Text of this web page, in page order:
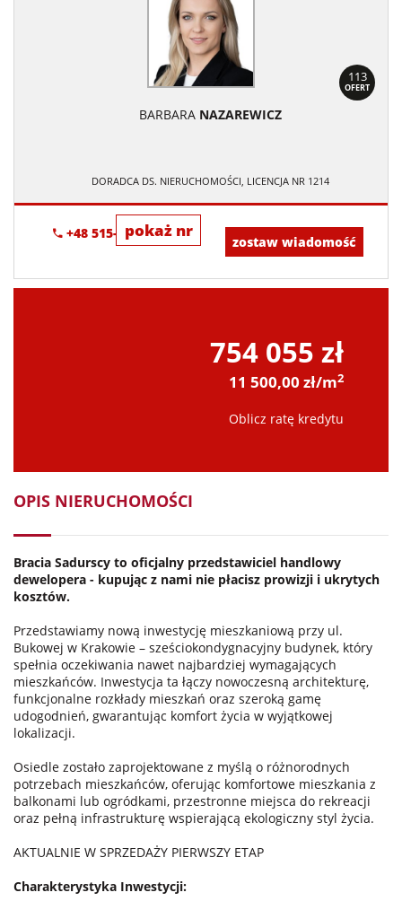
113
OFERT
BARBARA NAZAREWICZ
DORADCA DS. NIERUCHOMOŚCI, LICENCJA NR 1214
pokaż nr
+48 515-634-552
zostaw wiadomość
754 055 zł
11 500,00 zł/m2
Oblicz ratę kredytu
OPIS NIERUCHOMOŚCI
Bracia Sadurscy to oficjalny przedstawiciel handlowy
dewelopera - kupując z nami nie płacisz prowizji i ukrytych
kosztów.
Przedstawiamy nową inwestycję mieszkaniową przy ul.
Bukowej w Krakowie – sześciokondygnacyjny budynek, który
spełnia oczekiwania nawet najbardziej wymagających
mieszkańców. Inwestycja ta łączy nowoczesną architekturę,
funkcjonalne rozkłady mieszkań oraz szeroką gamę
udogodnień, gwarantując komfort życia w wyjątkowej
lokalizacji.
Osiedle zostało zaprojektowane z myślą o różnorodnych
potrzebach mieszkańców, oferując komfortowe mieszkania z
balkonami lub ogródkami, przestronne miejsca do rekreacji
oraz pełną infrastrukturę wspierającą ekologiczny styl życia.
AKTUALNIE W SPRZEDAŻY PIERWSZY ETAP
Charakterystyka Inwestycji: